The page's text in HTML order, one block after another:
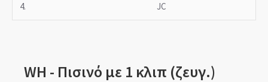
4. JC
WH - Πισινό με 1 κλιπ (ζευγ.)